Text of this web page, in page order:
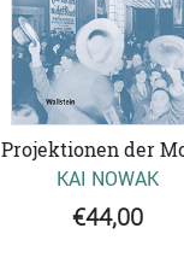
Projektionen der
KAI NOWAK
€44,00